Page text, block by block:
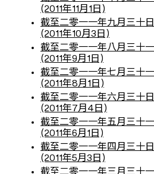
(2011年11月1日)
截至二零一一年九月三十
(2011年10月3日)
截至二零一一年八月三十
(2011年9月1日)
截至二零一一年七月三十
(2011年8月1日)
截至二零一一年六月三十
(2011年7月4日)
截至二零一一年五月三十
(2011年6月1日)
截至二零一一年四月三十
(2011年5月3日)